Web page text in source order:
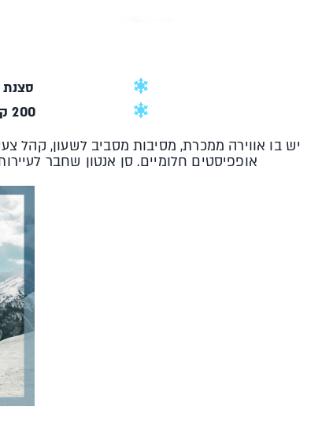
200 ק"מ של אופפיסטים
אופפיסטים חלומיים. סן אנטון שחבר לעיירות השכנות ויצר את